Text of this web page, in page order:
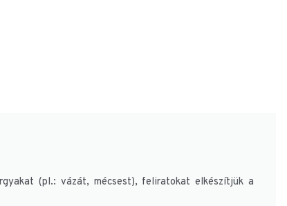
(pl.: vázát, mécsest), feliratokat elkészítjük a